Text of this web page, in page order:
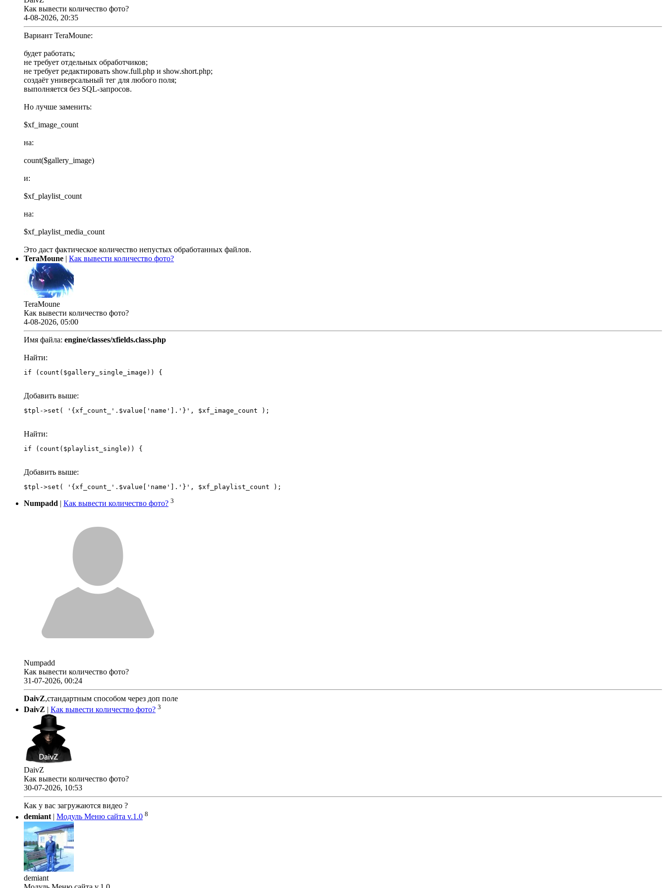
Как вывести количество фото?
4-08-2026, 20:35
Вариант TeraMoune:
будет работать;
не требует отдельных обработчиков;
не требует редактировать show.full.php и show.short.php;
создаёт универсальный тег для любого поля;
выполняется без SQL-запросов.
Но лучше заменить:
$xf_image_count
на:
count($gallery_image)
и:
$xf_playlist_count
на:
$xf_playlist_media_count
Это даст фактическое количество непустых обработанных файлов.
TeraMoune | Как вывести количество фото?
TeraMoune
Как вывести количество фото?
4-08-2026, 05:00
Имя файла: engine/classes/xfields.class.php
Найти:
if (count($gallery_single_image)) {
Добавить выше:
Найти:
if (count($playlist_single)) {
Добавить выше:
Numpadd | Как вывести количество фото? 3
Numpadd
Как вывести количество фото?
31-07-2026, 00:24
DaivZ,стандартным способом через доп поле
DaivZ | Как вывести количество фото? 3
DaivZ
Как вывести количество фото?
30-07-2026, 10:53
Как у вас загружаются видео ?
demiant| Модуль Меню сайта v.1.0 8
demiant